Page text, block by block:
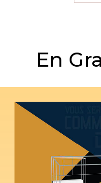
En